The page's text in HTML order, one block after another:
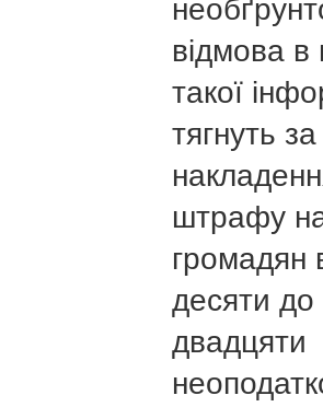
відмова в
такої
тягнуть
штрафу
громадян
десяти до
двадцяти